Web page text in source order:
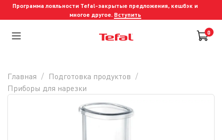
Программа лояльности Tefal-закрытые предложения, кешбэк и
многое другое. Вступить
0
Главная
Подготовка продуктов
Приборы для нарезки